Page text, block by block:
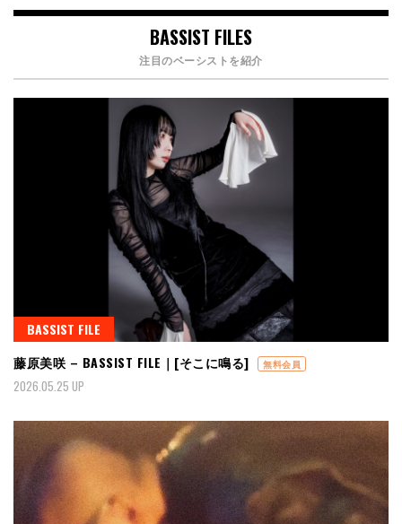
BASSIST FILES
注目のベーシストを紹介
BASSIST FILE
藤原美咲 – BASSIST FILE｜[そこに鳴る]
無料会員
2026.05.25 UP